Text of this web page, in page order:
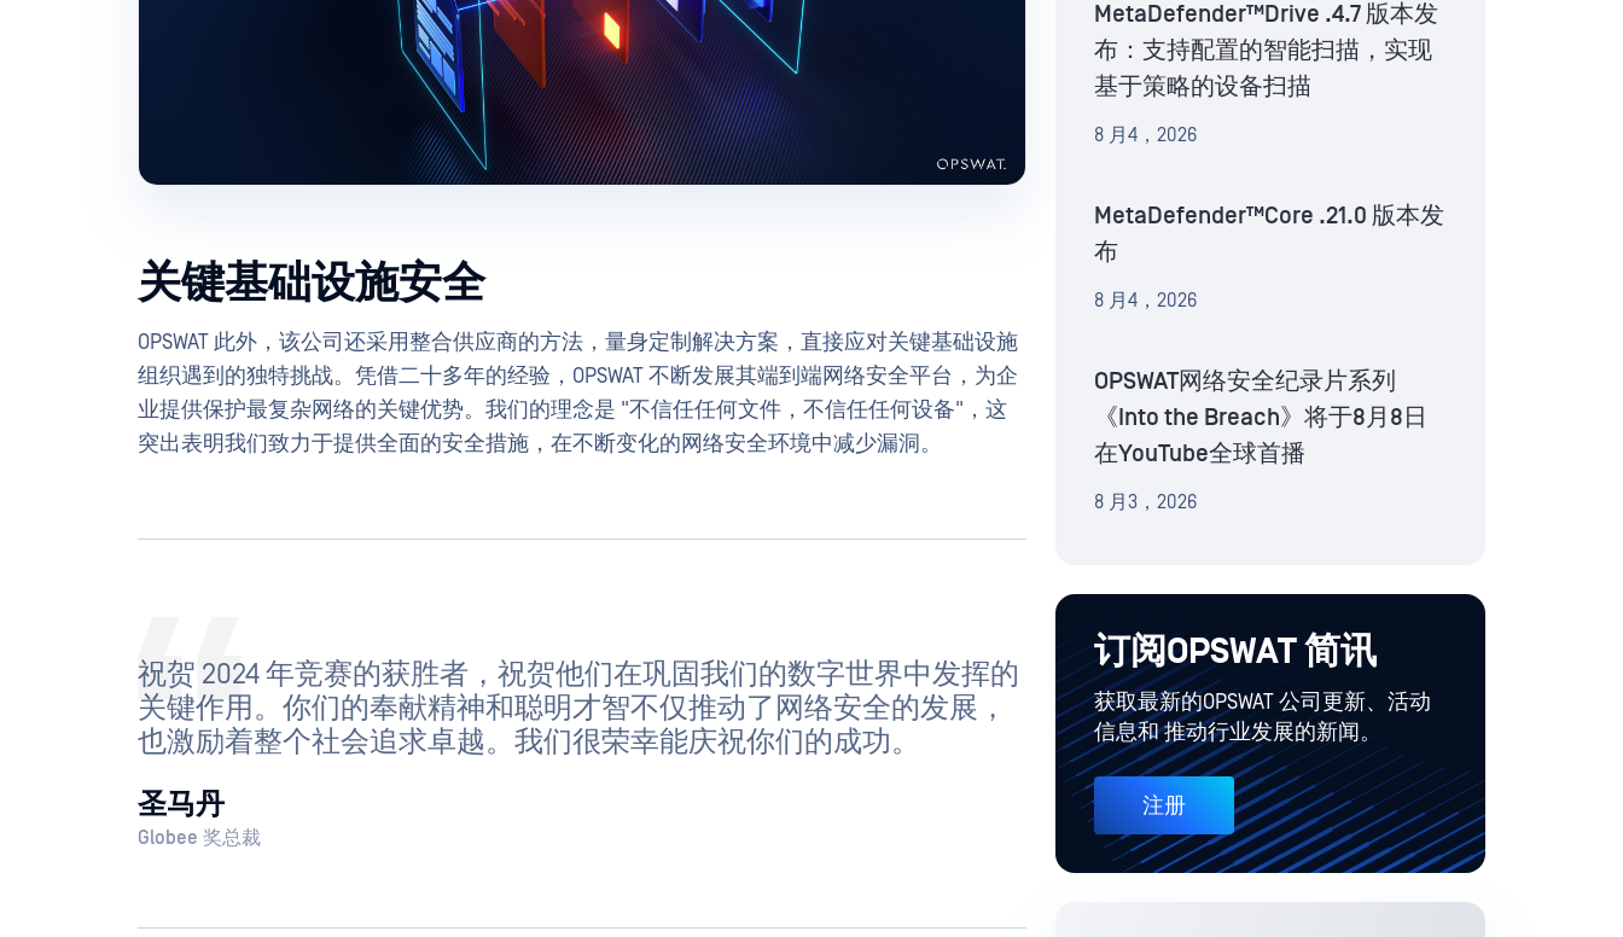
关键基础设施安全
OPSWAT 此外，该公司还采用整合供应商的方法，量身定制解决方案，直接应对关键基础设施
组织遇到的独特挑战。凭借二十多年的经验，OPSWAT 不断发展其端到端网络安全平台，为企
业提供保护最复杂网络的关键优势。我们的理念是 "不信任任何文件，不信任任何设备"，这
突出表明我们致力于提供全面的安全措施，在不断变化的网络安全环境中减少漏洞。
祝贺 2024 年竞赛的获胜者，祝贺他们在巩固我们的数字世界中发挥的
关键作用。你们的奉献精神和聪明才智不仅推动了网络安全的发展，
也激励着整个社会追求卓越。我们很荣幸能庆祝你们的成功。
圣马丹
Globee 奖总裁
MetaDefender™Drive .4.7 版本发
布：支持配置的智能扫描，实现
基于策略的设备扫描
8 月4，2026
MetaDefender™Core .21.0 版本发
布
8 月4，2026
OPSWAT网络安全纪录片系列
《Into the Breach》将于8月8日
在YouTube全球首播
8 月3，2026
订阅OPSWAT 简讯
获取最新的OPSWAT 公司更新、活动
信息和 推动行业发展的新闻。
注册